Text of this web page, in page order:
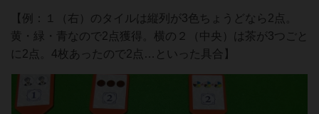
【例：１（右）のタイルは縦列が3色ちょうどなら2点。
黄・緑・青なので2点獲得。横の２（中央）は茶が3つごと
に2点。4枚あったので2点…といった具合】